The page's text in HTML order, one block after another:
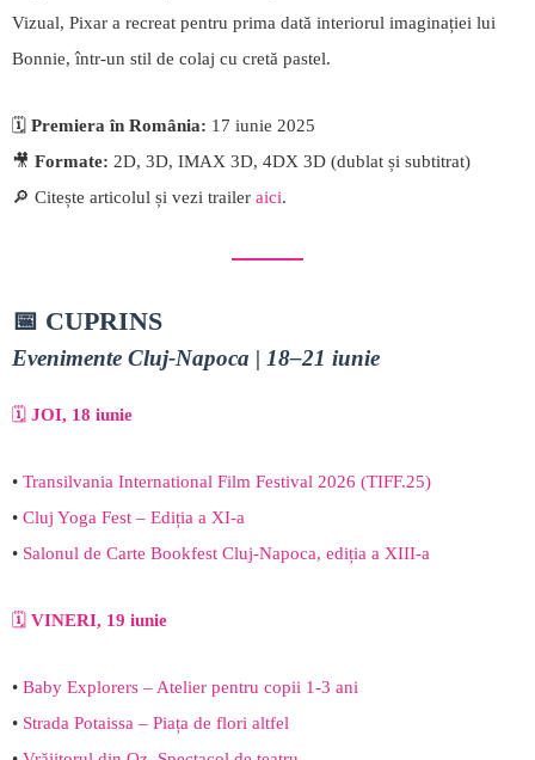
Vizual, Pixar a recreat pentru prima dată interiorul imaginației lui
Bonnie, într-un stil de colaj cu cretă pastel.
🗓️ Premiera în România: 17 iunie 2025
🎥 Formate: 2D, 3D, IMAX 3D, 4DX 3D (dublat și subtitrat)
🔎 Citește articolul și vezi trailer aici.
📅 CUPRINS
Evenimente Cluj-Napoca | 18–21 iunie
🗓️ JOI, 18 iunie
• Transilvania International Film Festival 2026 (TIFF.25)
• Cluj Yoga Fest – Ediția a XI-a
• Salonul de Carte Bookfest Cluj-Napoca, ediția a XIII-a
🗓️ VINERI, 19 iunie
• Baby Explorers – Atelier pentru copii 1-3 ani
• Strada Potaissa – Piața de flori altfel